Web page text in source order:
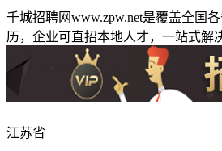
千城招聘网www.zpw.net是覆盖全国
历，企业可直招本地人才，一站式解
江苏省